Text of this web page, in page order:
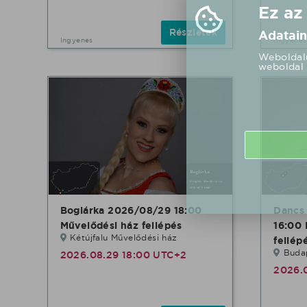
Ingyenes
Részletek
Ingyenes
Boglárka 2026/08/29 18:00
Művelődési ház fellépés
Kétújfalu Művelődési ház
2026.08.29 18:00 UTC+2
16:00
Ez
weboldal